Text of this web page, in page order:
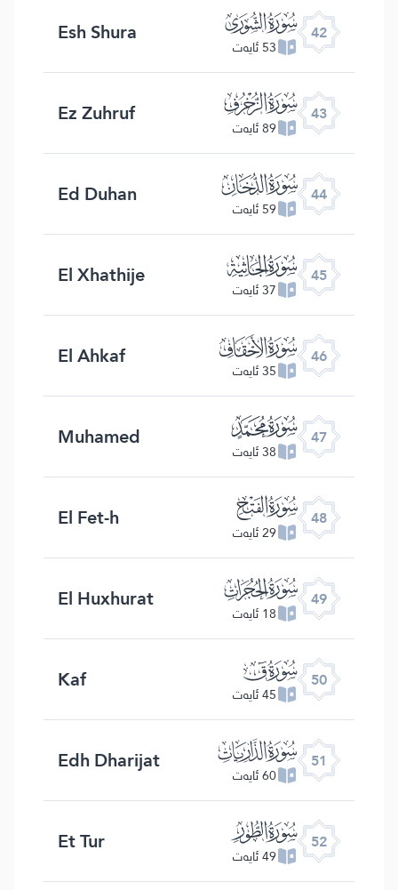
42 ﯗ
53 ئايەت Esh Shura
43 ﯘ
89 ئايەت Ez Zuhruf
44 ﯙ
59 ئايەت Ed Duhan
45 ﯚ
37 ئايەت El Xhathije
46 ﯛ
35 ئايەت El Ahkaf
47 ﯜ
38 ئايەت Muhamed
48 ﯝ
29 ئايەت El Fet-h
49 ﯞ
18 ئايەت El Huxhurat
50 ﯟ
45 ئايەت Kaf
51 ﯠ
60 ئايەت Edh Dharijat
52 ﯡ
49 ئايەت Et Tur